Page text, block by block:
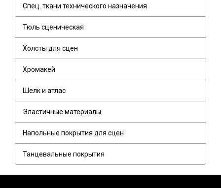
Спец. ткани технического назначения
Тюль сценическая
Холсты для сцен
Хромакей
Шелк и атлас
Эластичные материалы
Напольные покрытия для сцен
Танцевальные покрытия